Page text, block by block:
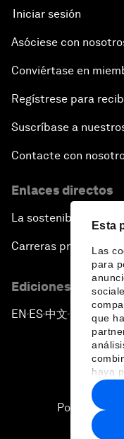
Esta
Las
para
que
haya
hecho
Iniciar sesión
Asóciese con
Conviértase en
Regístrese para
Suscríbase a
Contacte con
Enlaces directos
La sostenibilidad en
Carreras
Ediciones en
EN ▪ES▪中文▪ 日本語
Política de